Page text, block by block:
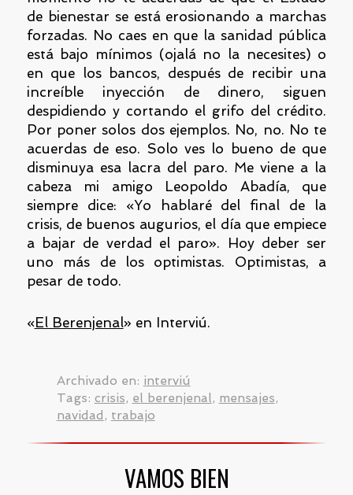
de bienestar se está erosionando a marchas
forzadas. No caes en que la sanidad pública
está bajo mínimos (ojalá no la necesites) o
en que los bancos, después de recibir una
increíble inyección de dinero, siguen
despidiendo y cortando el grifo del crédito.
Por poner solos dos ejemplos. No, no. No te
acuerdas de eso. Solo ves lo bueno de que
disminuya esa lacra del paro. Me viene a la
cabeza mi amigo Leopoldo Abadía, que
siempre dice: «Yo hablaré del final de la
crisis, de buenos augurios, el día que empiece
a bajar de verdad el paro». Hoy deber ser
uno más de los optimistas. Optimistas, a
pesar de todo.
«El Berenjenal» en Interviú.
Archivado en: interviú
Tags: crisis, el berenjenal, mensajes,
navidad , trabajo
VAMOS BIEN